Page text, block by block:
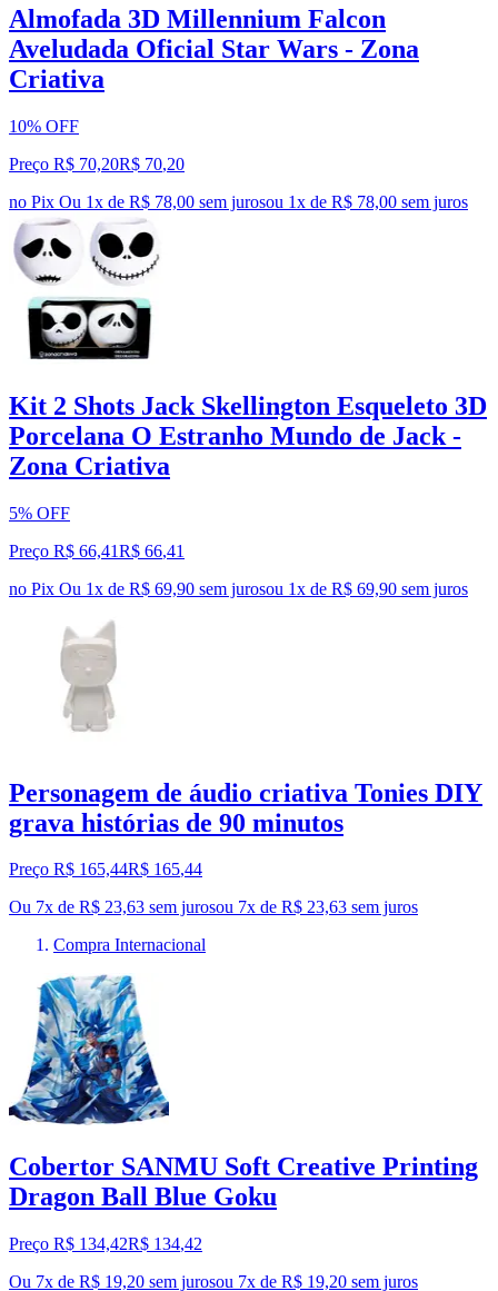
Almofada 3D Millennium Falcon
Aveludada Oficial Star Wars - Zona
Criativa
10% OFF
Preço R$ 70,20R$ 70,20
no Pix Ou 1x de R$ 78,00 sem jurosou 1x de R$ 78,00 sem juros
Kit 2 Shots Jack Skellington Esqueleto 3D
Porcelana O Estranho Mundo de Jack -
Zona Criativa
5% OFF
Preço R$ 66,41R$ 66,41
no Pix Ou 1x de R$ 69,90 sem jurosou 1x de R$ 69,90 sem juros
Personagem de áudio criativa Tonies DIY
grava histórias de 90 minutos
Preço R$ 165,44R$ 165,44
Ou 7x de R$ 23,63 sem jurosou 7x de R$ 23,63 sem juros
Compra Internacional
Cobertor SANMU Soft Creative Printing
Dragon Ball Blue Goku
Preço R$ 134,42R$ 134,42
Ou 7x de R$ 19,20 sem jurosou 7x de R$ 19,20 sem juros